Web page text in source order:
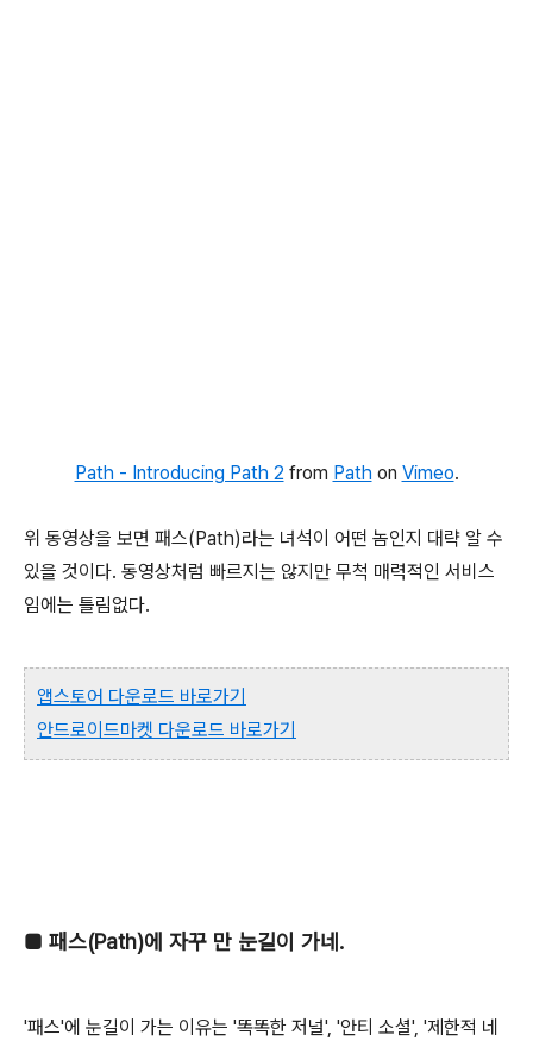
Path - Introducing Path 2 from Path on Vimeo.
위 동영상을 보면 패스(Path)라는 녀석이 어떤 놈인지 대략 알 수
있을 것이다. 동영상처럼 빠르지는 않지만 무척 매력적인 서비스
임에는 틀림없다.
앱스토어 다운로드 바로가기
안드로이드마켓 다운로드 바로가기
■ 패스(Path)에 자꾸 만 눈길이 가네.
'패스'에 눈길이 가는 이유는 '똑똑한 저널', '안티 소셜', '제한적 네